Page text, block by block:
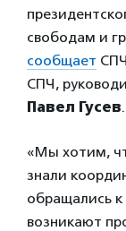
свободам и
сообщает
СПЧ,
Павел Гусев.
«Мы хотим,
знали
обращались к
возникают